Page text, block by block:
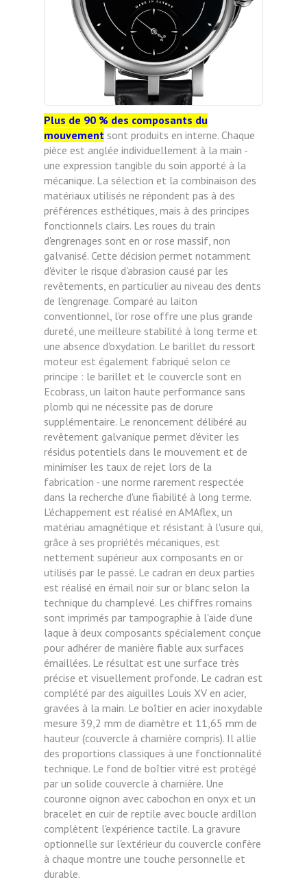
Plus de 90 % des composants du
mouvement sont produits en interne. Chaque
pièce est anglée individuellement à la main -
une expression tangible du soin apporté à la
mécanique. La sélection et la combinaison des
matériaux utilisés ne répondent pas à des
préférences esthétiques, mais à des principes
fonctionnels clairs. Les roues du train
d'engrenages sont en or rose massif, non
galvanisé. Cette décision permet notamment
d'éviter le risque d'abrasion causé par les
revêtements, en particulier au niveau des dents
de l'engrenage. Comparé au laiton
conventionnel, l'or rose offre une plus grande
dureté, une meilleure stabilité à long terme et
une absence d'oxydation. Le barillet du ressort
moteur est également fabriqué selon ce
principe : le barillet et le couvercle sont en
Ecobrass, un laiton haute performance sans
plomb qui ne nécessite pas de dorure
supplémentaire. Le renoncement délibéré au
revêtement galvanique permet d'éviter les
résidus potentiels dans le mouvement et de
minimiser les taux de rejet lors de la
fabrication - une norme rarement respectée
dans la recherche d'une fiabilité à long terme.
L'échappement est réalisé en AMAflex, un
matériau amagnétique et résistant à l'usure qui,
grâce à ses propriétés mécaniques, est
nettement supérieur aux composants en or
utilisés par le passé. Le cadran en deux parties
est réalisé en émail noir sur or blanc selon la
technique du champlevé. Les chiffres romains
sont imprimés par tampographie à l'aide d'une
laque à deux composants spécialement conçue
pour adhérer de manière fiable aux surfaces
émaillées. Le résultat est une surface très
précise et visuellement profonde. Le cadran est
complété par des aiguilles Louis XV en acier,
gravées à la main. Le boîtier en acier inoxydable
mesure 39,2 mm de diamètre et 11,65 mm de
hauteur (couvercle à charnière compris). Il allie
des proportions classiques à une fonctionnalité
technique. Le fond de boîtier vitré est protégé
par un solide couvercle à charnière. Une
couronne oignon avec cabochon en onyx et un
bracelet en cuir de reptile avec boucle ardillon
complètent l'expérience tactile. La gravure
optionnelle sur l'extérieur du couvercle confère
à chaque montre une touche personnelle et
durable.